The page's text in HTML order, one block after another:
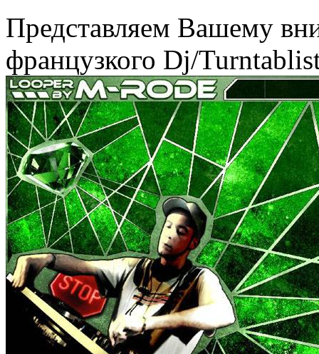
Представляем Вашему
французкого Dj/